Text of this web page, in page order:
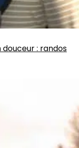
douceur : randos